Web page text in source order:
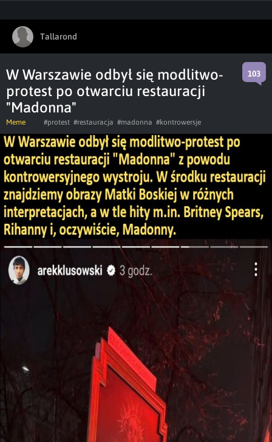
Tallarond
W Warszawie odbył się modlitwo-
protest po otwarciu restauracji
"Madonna"
103
Meme #protest #restauracja #madonna #kontrowersje